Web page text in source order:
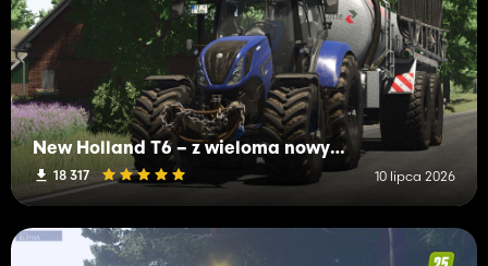
New Holland T6 – z wieloma nowymi funkcjami
18 317 10 lipca 2026